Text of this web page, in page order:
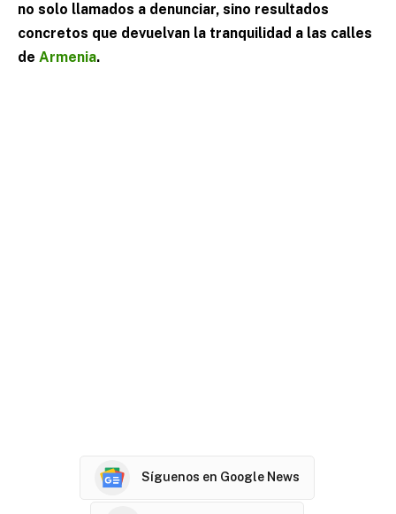
no solo llamados a denunciar, sino resultados
concretos que devuelvan la tranquilidad a las calles
de Armenia.
Síguenos en Google News